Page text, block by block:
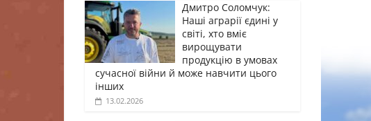
Дмитро Соломчук:
Наші аграрії єдині у
світі, хто вміє
вирощувати
продукцію в умовах
сучасної війни й може навчити цього
інших
13.02.2026